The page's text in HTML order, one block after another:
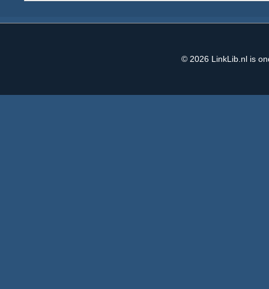
© 2026 LinkLib.nl is